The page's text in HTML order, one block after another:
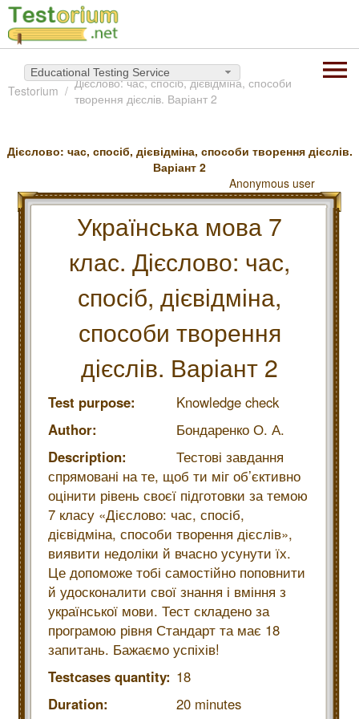
Educational Testing Service
Testorium
Дієслово: час, спосіб, дієвідміна, способи
творення дієслів. Варіант 2
Дієслово: час, спосіб, дієвідміна, способи творення дієслів.
Варіант 2
Anonymous user
Українська мова 7
клас. Дієслово: час,
спосіб, дієвідміна,
способи творення
дієслів. Варіант 2
Test purpose:
Knowledge check
Author:
Бондаренко О. А.
Description:
Тестові завдання
спрямовані на те, щоб ти міг об’єктивно
оцінити рівень своєї підготовки за темою
7 класу «Дієслово: час, спосіб,
дієвідміна, способи творення дієслів»,
виявити недоліки й вчасно усунути їх.
Це допоможе тобі самостійно поповнити
й удосконалити свої знання і вміння з
української мови. Тест складено за
програмою рівня Стандарт та має 18
запитань. Бажаємо успіхів!
Testcases quantity: 18
Duration:
20 minutes